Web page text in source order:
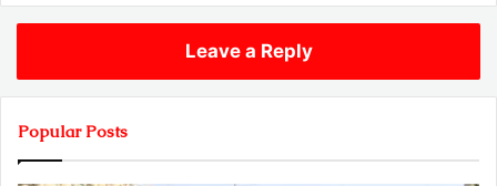
Leave a Reply
Popular Posts